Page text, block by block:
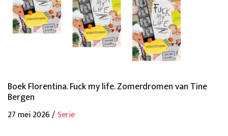
Boek Florentina. Fuck my life. Zomerdromen van Tine
Bergen
27 mei 2026 /Serie